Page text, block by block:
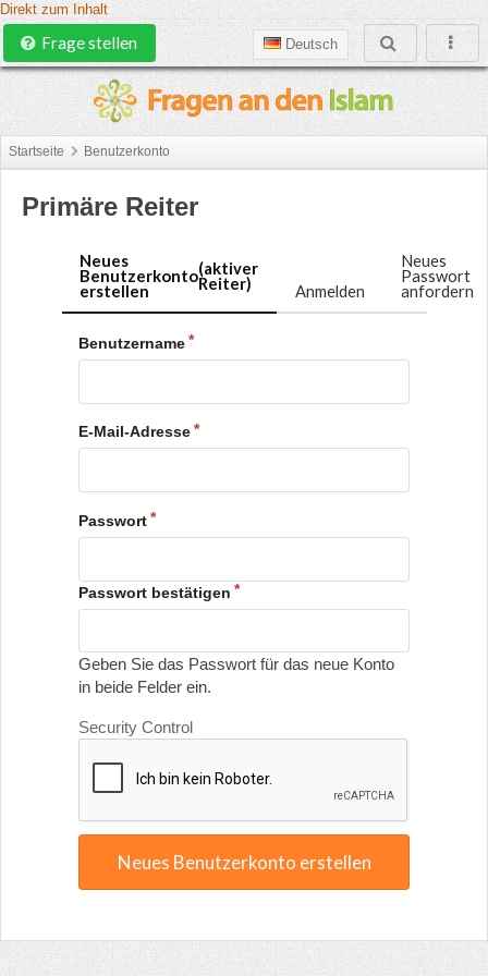
Direkt zum Inhalt
Deutsch
Frage stellen
Startseite Benutzerkonto
Primäre Reiter
Neues
Benutzerkonto
erstellen
(aktiver
Reiter) Anmelden
Neues
Passwort
anfordern
Benutzername
E-Mail-Adresse
Passwort
Passwort bestätigen
Geben Sie das Passwort für das neue Konto
in beide Felder ein.
Security Control